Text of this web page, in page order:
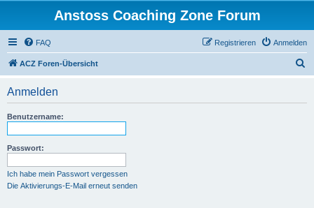
Anstoss Coaching Zone Forum
FAQ Anmelden
Registrieren
ACZ Foren-Übersicht
Anmelden
Benutzername:
Passwort:
Ich habe mein Passwort vergessen
Die Aktivierungs-E-Mail erneut senden